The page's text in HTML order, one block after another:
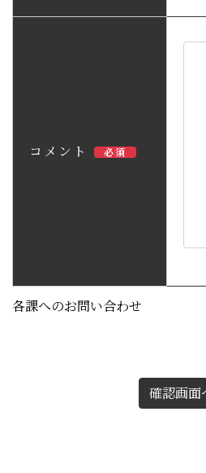
各課へのお問い合わせ
コメント 必須
確認画面